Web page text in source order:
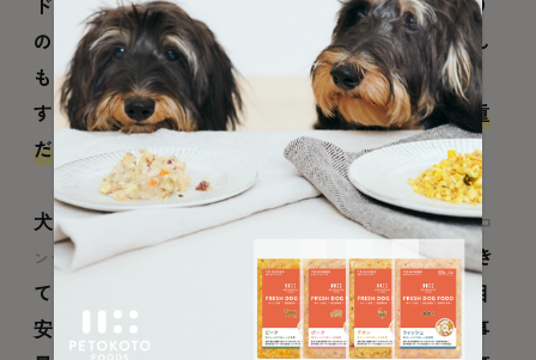
の食事量」に従ってごはんを与えている飼い主さん
も多いと思いますが、それはあくまで「目安」で
す。運動量や体質など犬ごと異なりますので、 体重
だけで食事量を決めることはできません。
犬ごとの適量は、先ほど紹介した「BCS」（ボディコ
ンディションスコア）
の理想体型「BCS 3」が維持でき
ている時に与えている量です。ですから、初めの目
安としてパッケージに書かれた「体重あたりの食事